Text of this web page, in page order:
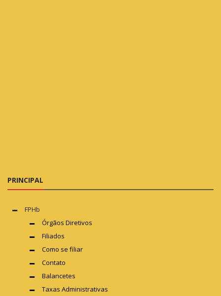
PRINCIPAL
FPHb
Órgãos Diretivos
Filiados
Como se filiar
Contato
Balancetes
Taxas Administrativas